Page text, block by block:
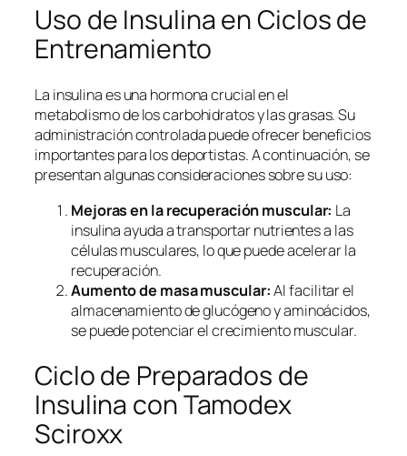
Uso de Insulina en Ciclos de
Entrenamiento
La insulina es una hormona crucial en el
metabolismo de los carbohidratos y las grasas. Su
administración controlada puede ofrecer beneficios
importantes para los deportistas. A continuación, se
presentan algunas consideraciones sobre su uso:
Mejoras en la recuperación muscular: La
insulina ayuda a transportar nutrientes a las
células musculares, lo que puede acelerar la
recuperación.
Aumento de masa muscular:Al facilitar el
almacenamiento de glucógeno y aminoácidos,
se puede potenciar el crecimiento muscular.
Ciclo de Preparados de
Insulina con Tamodex
Sciroxx